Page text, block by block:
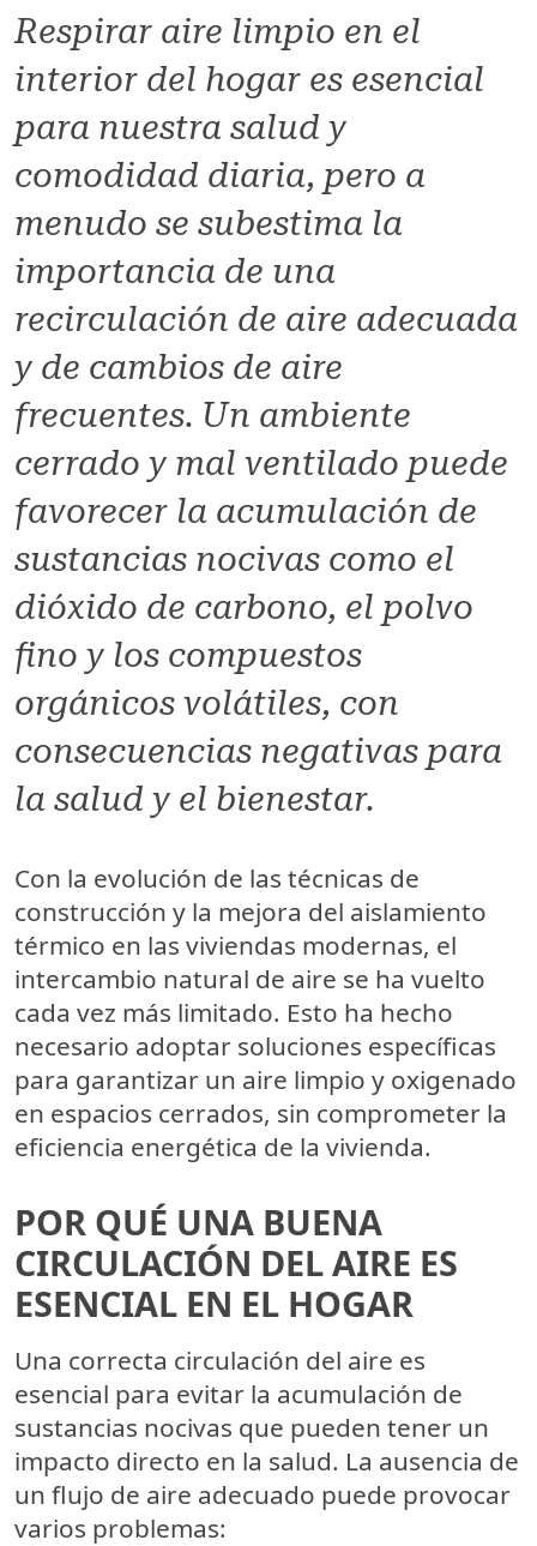
Respirar aire limpio en el
interior del hogar es esencial
para nuestra salud y
comodidad diaria, pero a
menudo se subestima la
importancia de una
recirculación de aire adecuada
y de cambios de aire
frecuentes. Un ambiente
cerrado y mal ventilado puede
favorecer la acumulación de
sustancias nocivas como el
dióxido de carbono, el polvo
fino y los compuestos
orgánicos volátiles, con
consecuencias negativas para
la salud y el bienestar.
Con la evolución de las técnicas de
construcción y la mejora del aislamiento
térmico en las viviendas modernas, el
intercambio natural de aire se ha vuelto
cada vez más limitado. Esto ha hecho
necesario adoptar soluciones específicas
para garantizar un aire limpio y oxigenado
en espacios cerrados, sin comprometer la
eficiencia energética de la vivienda.
POR QUÉ UNA BUENA
CIRCULACIÓN DEL AIRE ES
ESENCIAL EN EL HOGAR
Una correcta circulación del aire es
esencial para evitar la acumulación de
sustancias nocivas que pueden tener un
impacto directo en la salud. La ausencia de
un flujo de aire adecuado puede provocar
varios problemas: